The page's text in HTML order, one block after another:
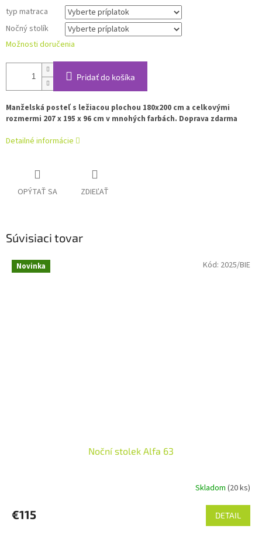
typ matraca
Nočný stolík
Možnosti doručenia
Pridať do košíka
Manželská posteľ s ležiacou plochou 180x200 cm a celkovými
rozmermi 207 x 195 x 96 cm v mnohých farbách. Doprava zdarma
Detailné informácie
OPÝTAŤ SA ZDIEĽAŤ
Súvisiaci tovar
Novinka
Noční stolek Alfa 63
Skladom (20 ks)
€115 DETAIL
Kód: 2025/BIE